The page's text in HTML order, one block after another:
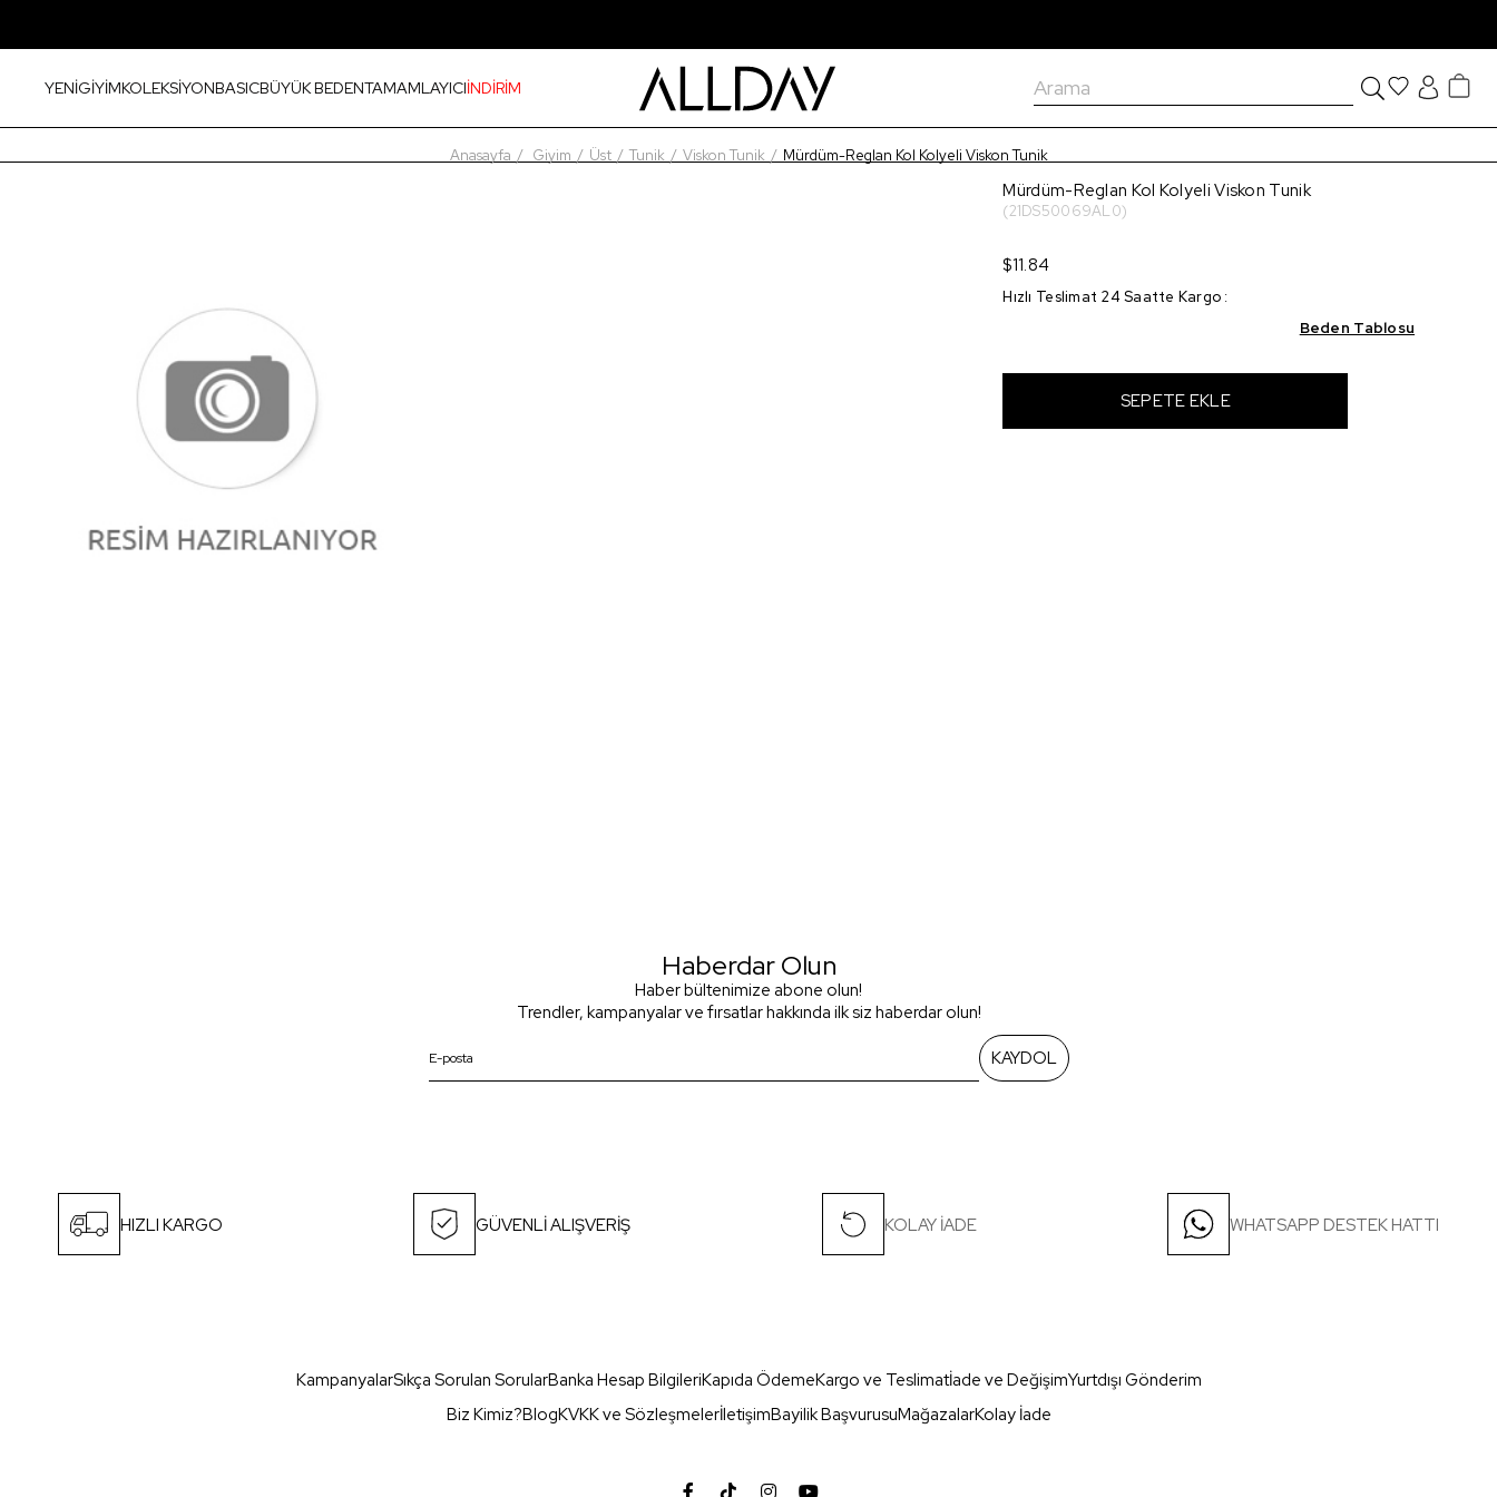
YENİGİYİMKOLEKSİYONBASICBÜYÜK BEDENTAMAMLAYICIİNDİRİM
Anasayfa Giyim Üst Tunik Viskon Tunik Mürdüm-Reglan Kol Kolyeli Viskon Tunik
Mürdüm-Reglan Kol Kolyeli Viskon Tunik
(21DS50069AL0)
$11.84
Hızlı Teslimat 24 Saatte Kargo :
Beden Tablosu
Haberdar Olun
Haber bültenimize abone olun!
Trendler, kampanyalar ve fırsatlar hakkında ilk siz haberdar olun!
KAYDOL
HIZLI KARGO GÜVENLİ ALIŞVERİŞ KOLAY İADE WHATSAPP DESTEK HATTI
KampanyalarSıkça Sorulan SorularBanka Hesap BilgileriKapıda ÖdemeKargo ve Teslimatİade ve DeğişimYurtdışı Gönderim
Biz Kimiz?BlogKVKK ve SözleşmelerİletişimBayilik BaşvurusuMağazalarKolay İade